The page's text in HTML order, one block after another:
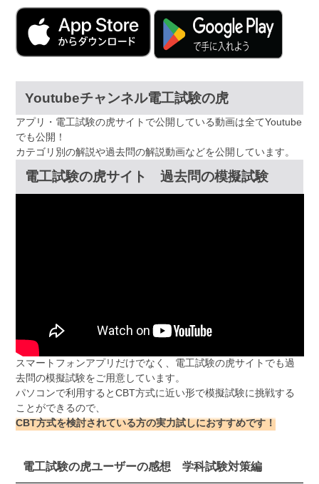
Youtubeチャンネル電工試験の虎
アプリ・電工試験の虎サイトで公開している動画は全てYoutube
でも公開！
カテゴリ別の解説や過去問の解説動画などを公開しています。
電工試験の虎サイト 過去問の模擬試験
スマートフォンアプリだけでなく、電工試験の虎サイトでも過
去問の模擬試験をご用意しています。
パソコンで利用するとCBT方式に近い形で模擬試験に挑戦する
ことができるので、
CBT方式を検討されている方の実力試しにおすすめです！
電工試験の虎ユーザーの感想 学科試験対策編